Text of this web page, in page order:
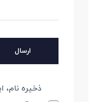
ذخیره نام،